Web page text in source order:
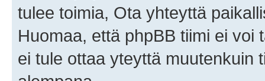
tulee toimia, Ota yhteyttä
Huomaa, että phpBB tiimi ei
ei tule ottaa yteyttä muutenkuin